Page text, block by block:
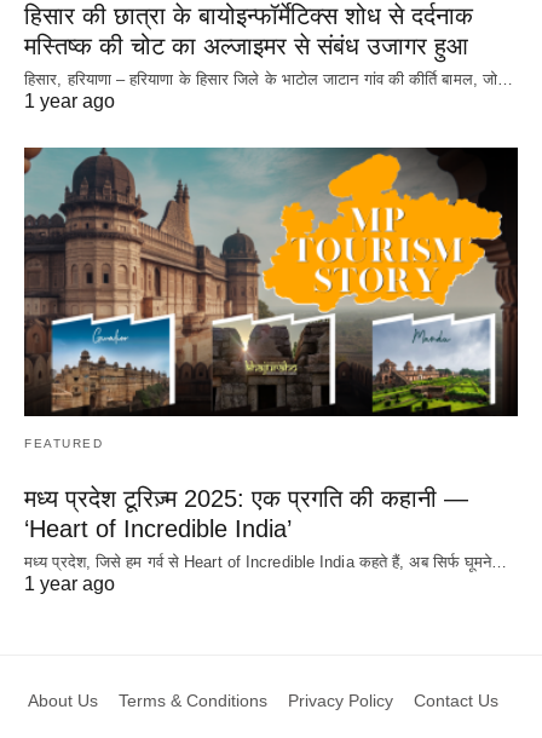
हिसार की छात्रा के बायोइन्फॉर्मेटिक्स शोध से दर्दनाक
मस्तिष्क की चोट का अल्जाइमर से संबंध उजागर हुआ
हिसार, हरियाणा – हरियाणा के हिसार जिले के भाटोल जाटान गांव की कीर्ति बामल, जो…
1 year ago
FEATURED
मध्य प्रदेश टूरिज़्म 2025: एक प्रगति की कहानी —
‘Heart of Incredible India’
मध्य प्रदेश, जिसे हम गर्व से Heart of Incredible India कहते हैं, अब सिर्फ घूमने…
1 year ago
About Us Terms & Conditions Privacy Policy Contact Us